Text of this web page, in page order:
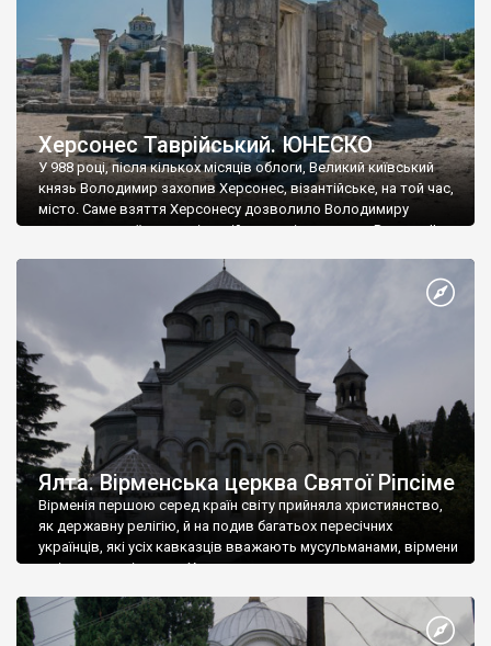
Херсонес Таврійський. ЮНЕСКО
У 988 році, після кількох місяців облоги, Великий київський
князь Володимир захопив Херсонес, візантійське, на той час,
місто. Саме взяття Херсонесу дозволило Володимиру
диктувати свої умови візантійському імператору Василю ІІ, та
Херсонесі Володимир-язичник, став Василем-християнином.
А потім було Хрещення Русі. На честь Херсонесу Таврійського
Ялта. Вірменська церква Святої Ріпсіме
Вірменія першою серед країн світу прийняла християнство,
як державну релігію, й на подив багатьох пересічних
українців, які усіх кавказців вважають мусульманами, вірмени
є відданими вірянами Христа